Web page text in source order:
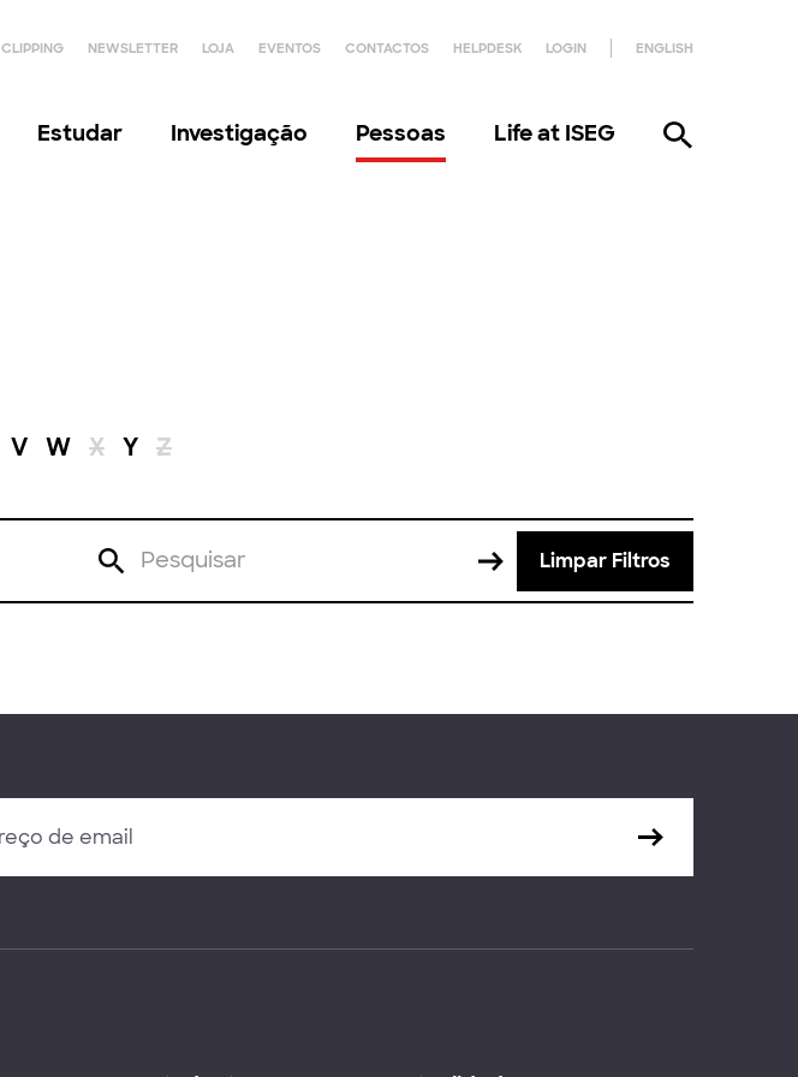
CLIPPING NEWSLETTER LOJA EVENTOS CONTACTOS HELPDESK LOGIN ENGLISH
Estudar Investigação Pessoas Life at ISEG
V W X Y Z
Limpar Filtros